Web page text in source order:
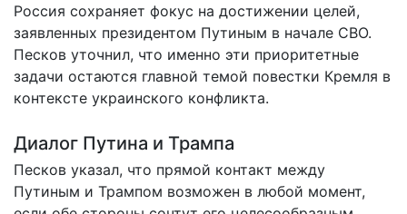
Россия сохраняет фокус на достижении целей,
заявленных президентом Путиным в начале СВО.
Песков уточнил, что именно эти приоритетные
задачи остаются главной темой повестки Кремля в
контексте украинского конфликта.
Диалог Путина и Трампа
Песков указал, что прямой контакт между
Путиным и Трампом возможен в любой момент,